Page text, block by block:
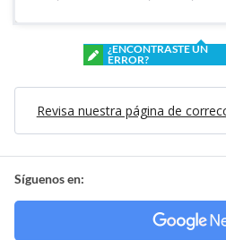
¿ENCONTRASTE UN
ERROR?
Revisa nuestra página de
Síguenos en: